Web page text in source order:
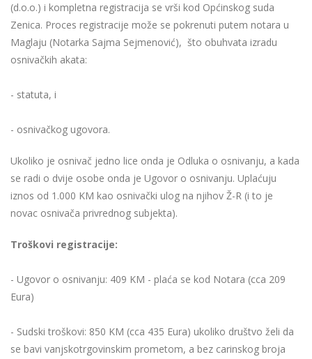
(d.o.o.) i kompletna registracija se vrši kod Općinskog suda
Zenica. Proces registracije može se pokrenuti putem notara u
Maglaju (Notarka Sajma Sejmenović), što obuhvata izradu
osnivačkih akata:
- statuta, i
- osnivačkog ugovora.
Ukoliko je osnivač jedno lice onda je Odluka o osnivanju, a kada
se radi o dvije osobe onda je Ugovor o osnivanju. Uplaćuju
iznos od 1.000 KM kao osnivački ulog na njihov Ž-R (i to je
novac osnivača privrednog subjekta).
Troškovi registracije:
- Ugovor o osnivanju: 409 KM - plaća se kod Notara (cca 209
Eura)
- Sudski troškovi: 850 KM (cca 435 Eura) ukoliko društvo želi da
se bavi vanjskotrgovinskim prometom, a bez carinskog broja